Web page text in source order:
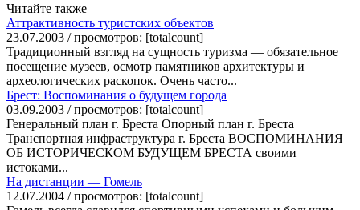
Читайте также
Аттрактивность туристских объектов
23.07.2003 / просмотров: [totalcount]
Традиционный взгляд на сущность туризма — обязательное
посещение музеев, осмотр памятников архитектуры и
археологических раскопок. Очень часто...
Брест: Воспоминания о будущем города
03.09.2003 / просмотров: [totalcount]
Генеральный план г. Бреста Опорный план г. Бреста
Транспортная инфраструктура г. Бреста ВОСПОМИНАНИЯ
ОБ ИСТОРИЧECКОМ БУДУЩЕМ БРЕСТА своими
истоками...
На дистанции — Гомель
12.07.2004 / просмотров: [totalcount]